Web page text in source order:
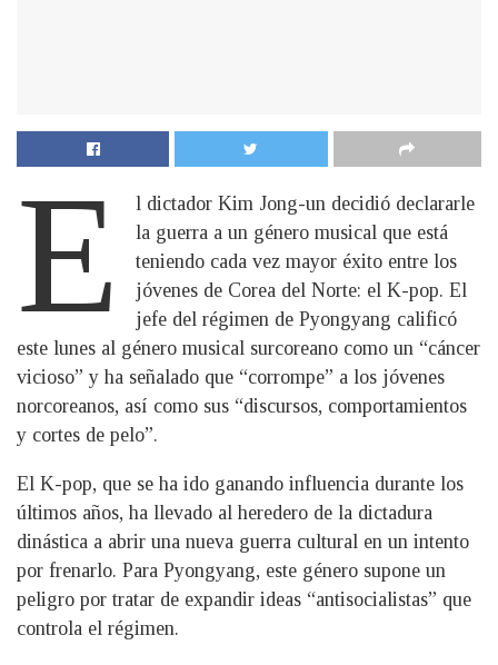
E
l dictador Kim Jong-un decidió declararle
la guerra a un género musical que está
teniendo cada vez mayor éxito entre los
jóvenes de Corea del Norte: el K-pop. El
jefe del régimen de Pyongyang calificó
este lunes al género musical surcoreano como un “cáncer
vicioso” y ha señalado que “corrompe” a los jóvenes
norcoreanos, así como sus “discursos, comportamientos
y cortes de pelo”.
El K-pop, que se ha ido ganando influencia durante los
últimos años, ha llevado al heredero de la dictadura
dinástica a abrir una nueva guerra cultural en un intento
por frenarlo. Para Pyongyang, este género supone un
peligro por tratar de expandir ideas “antisocialistas” que
controla el régimen.